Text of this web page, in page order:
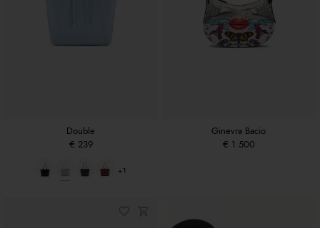
Double
€ 239
+1
Ginevra Bacio
€ 1.500